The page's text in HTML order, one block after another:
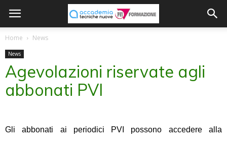
Home News
News
Agevolazioni riservate agli
abbonati PVI
Gli abbonati ai periodici PVI possono accedere alla